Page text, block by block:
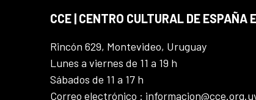
CCE | CENTRO CULTURAL DE ESPAÑA
Rincón 629, Montevideo, Uruguay
Lunes a viernes de 11 a 19 h
Sábados de 11 a 17 h
Correo electrónico :